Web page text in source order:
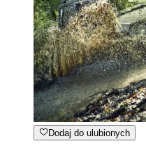
Dodaj do ulubionych